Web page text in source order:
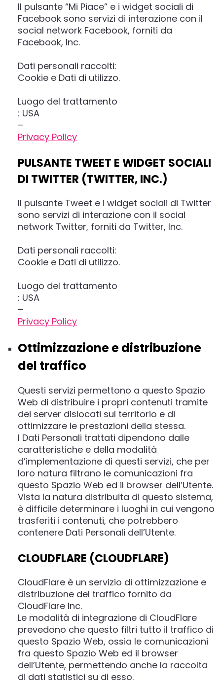
Il pulsante “Mi Piace” e i widget sociali di
Facebook sono servizi di interazione con il
social network Facebook, forniti da
Facebook, Inc.
Dati personali raccolti:
Cookie e Dati di utilizzo.
Luogo del trattamento
: USA
–
Privacy Policy
PULSANTE TWEET E WIDGET SOCIALI
DI TWITTER (TWITTER, INC.)
Il pulsante Tweet e i widget sociali di Twitter
sono servizi di interazione con il social
network Twitter, forniti da Twitter, Inc.
Dati personali raccolti:
Cookie e Dati di utilizzo.
Luogo del trattamento
: USA
–
Privacy Policy
Ottimizzazione e distribuzione
del traffico
Questi servizi permettono a questo Spazio
Web di distribuire i propri contenuti tramite
dei server dislocati sul territorio e di
ottimizzare le prestazioni della stessa.
I Dati Personali trattati dipendono dalle
caratteristiche e della modalità
d’implementazione di questi servizi, che per
loro natura filtrano le comunicazioni fra
questo Spazio Web ed il browser dell’Utente.
Vista la natura distribuita di questo sistema,
è difficile determinare i luoghi in cui vengono
trasferiti i contenuti, che potrebbero
contenere Dati Personali dell’Utente.
CLOUDFLARE (CLOUDFLARE)
CloudFlare è un servizio di ottimizzazione e
distribuzione del traffico fornito da
CloudFlare Inc.
Le modalità di integrazione di CloudFlare
prevedono che questo filtri tutto il traffico di
questo Spazio Web, ossia le comunicazioni
fra questo Spazio Web ed il browser
dell’Utente, permettendo anche la raccolta
di dati statistici su di esso.